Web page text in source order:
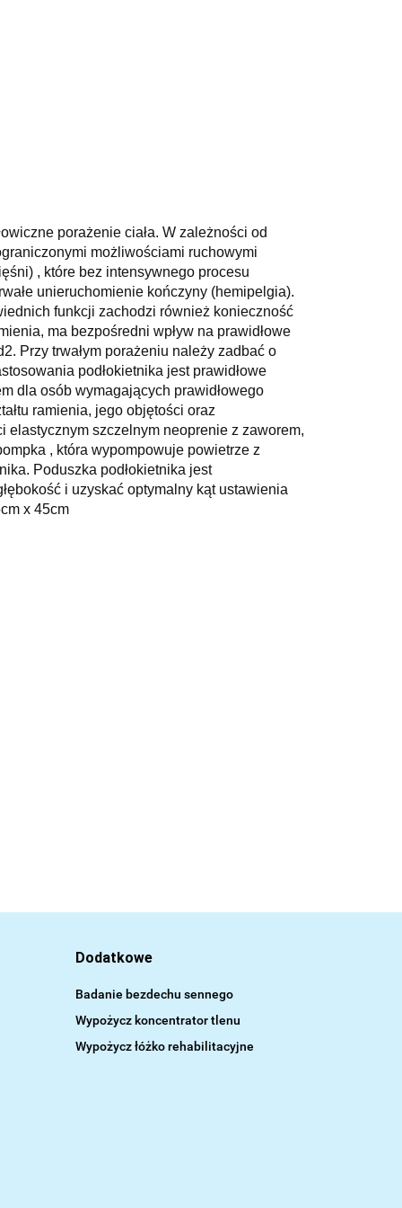
porażenie ciała. W zależności od
możliwościami ruchowymi
, które bez intensywnego procesu
unieruchomienie kończyny (hemipelgia).
funkcji zachodzi również konieczność
ma bezpośredni wpływ na prawidłowe
Przy trwałym porażeniu należy zadbać o
podłokietnika jest prawidłowe
dla osób wymagających prawidłowego
ramienia, jego objętości oraz
elastycznym szczelnym neoprenie z zaworem,
, która wypompowuje powietrze z
Poduszka podłokietnika jest
i uzyskać optymalny kąt ustawienia
x 45cm
Dodatkowe
Badanie bezdechu sennego
Wypożycz koncentrator tlenu
Wypożycz łóżko rehabilitacyjne